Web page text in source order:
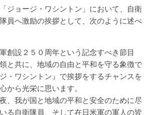
ジョージ・ワシントン」において、自衛
員へ激励の挨拶として、次のように述べ
創設２５０周年という記念すべき節目
と共に、地域の自由と平和を守る象徴で
・ワシントン』で挨拶をするチャンスを
から光栄に思います。
、我が国と地域の平和と安全のために尽
る自衛隊員、そして在日米軍の軍人の皆